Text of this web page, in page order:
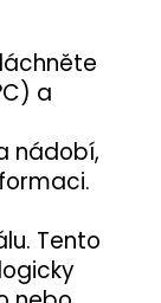
a
nádobí,
Tento